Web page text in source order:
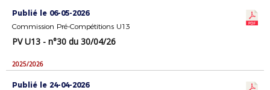
Publié le 06-05-2026
Commission Pré-Compétitions U13
PV U13 - n°30 du 30/04/26
2025/2026
Publié le 24-04-2026